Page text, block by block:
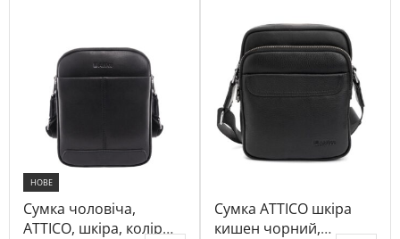
НОВЕ
Сумка чоловіча,
ATTICO, шкіра, колір
Сумка ATTICO шкіра
кишен чорний,